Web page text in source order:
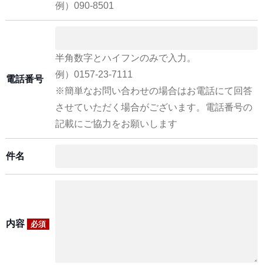
例）090-8501
電話番号
半角数字とハイフンのみで入力。
例）0157-23-7111
※簡単なお問い合わせの場合はお電話にて回答
させていただく場合がございます。電話番号の
記載にご協力をお願いします
件名
内容 必須